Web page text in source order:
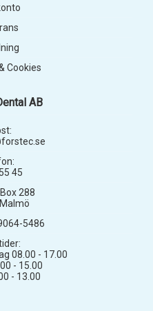
AB
45
Box 288
5486
08.00 - 17.00
- 15.00
- 13.00
Cookies